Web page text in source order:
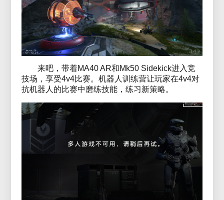
来吧，带着MA40 AR和Mk50 Sidekick进入竞
技场，享受4v4比赛。机器人训练营让玩家在4v4对
抗机器人的比赛中磨练技能，练习新策略。